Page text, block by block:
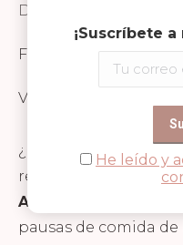
Descripción
FICHA TÉCNICA Y
Valoraciones (0)
¿Hambriento como
resistente
lunchbox
Affenzahn,
pausas de comida
¡Suscríbete
He leído y